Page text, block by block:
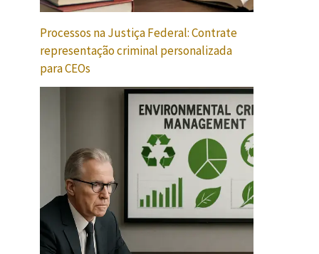
Processos na Justiça Federal: Contrate
representação criminal personalizada
para CEOs